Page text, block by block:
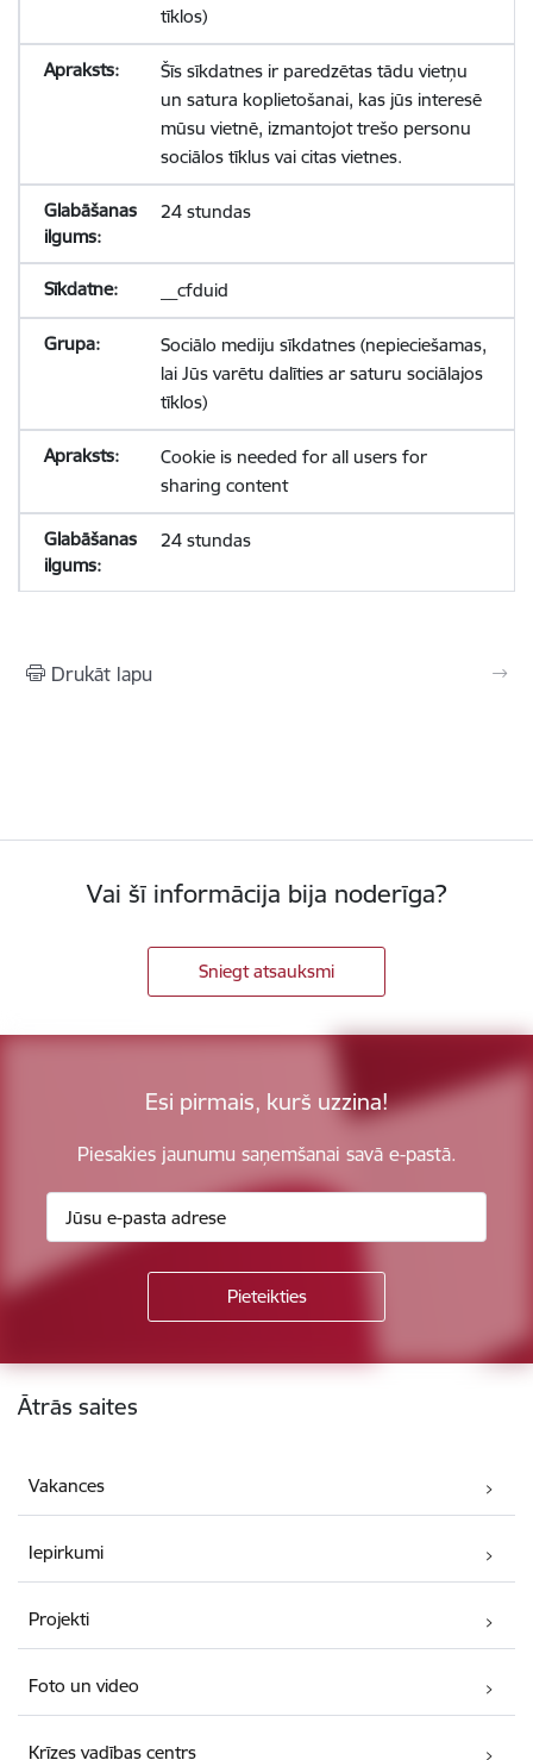
tīklos)
Šīs sīkdatnes ir paredzētas tādu vietņu
un satura koplietošanai, kas jūs interesē
mūsu vietnē, izmantojot trešo personu
sociālos tīklus vai citas vietnes.
24 stundas
__cfduid
Sociālo mediju sīkdatnes (nepieciešamas,
lai Jūs varētu dalīties ar saturu sociālajos
tīklos)
Cookie is needed for all users for
sharing content
24 stundas
Drukāt lapu
Vai šī informācija bija noderīga?
Sniegt atsauksmi
Esi pirmais, kurš uzzina!
Piesakies jaunumu saņemšanai savā e-pastā.
Kājene
Ātrās saites
Vakances
Iepirkumi
Projekti
Foto un video
Krīzes vadības centrs